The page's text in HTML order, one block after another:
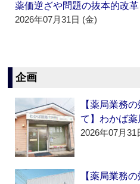
薬価逆ざや問題の抜本的改革
2026年07月31日 (金)
企画
【薬局業務
て】わかば薬
2026年07月31
【薬局業務